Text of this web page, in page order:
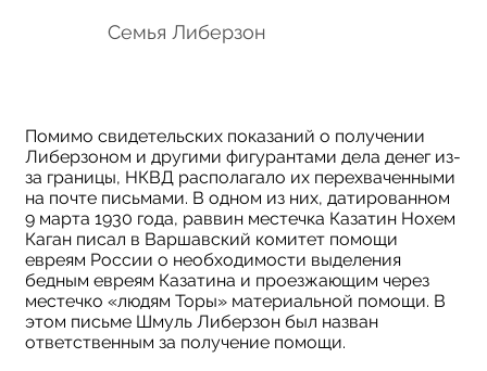
Семья Либерзон
Помимо свидетельских показаний о получении
Либерзоном и другими фигурантами дела денег из-
за границы, НКВД располагало их перехваченными
на почте письмами. В одном из них, датированном
9 марта 1930 года, раввин местечка Казатин Нохем
Каган писал в Варшавский комитет помощи
евреям России о необходимости выделения
бедным евреям Казатина и проезжающим через
местечко «людям Торы» материальной помощи. В
этом письме Шмуль Либерзон был назван
ответственным за получение помощи.